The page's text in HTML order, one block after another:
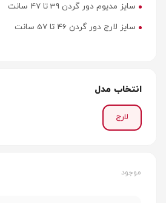
سایز مدیوم دور گردن 39 تا 47 سانت
سایز لارج دور گردن 46 تا 57 سانت
انتخاب مدل
لارج
موجود